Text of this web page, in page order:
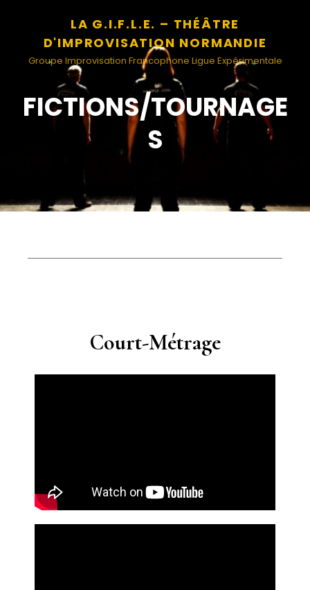
LA G.I.F.L.E. – THÉÂTRE
D'IMPROVISATION NORMANDIE
Groupe Improvisation Francophone Ligue Expérimentale
FICTIONS/TOURNAGE
S
Court-Métrage